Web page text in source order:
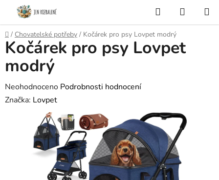
Přejít
obsah
Hledat
KOŠÍK
Domů
/ Chovatelské potřeby / Kočárek pro psy Lovpet modrý
Kočárek pro psy Lovpet
modrý
Průměrné
hodnocení
Neohodnoceno Podrobnosti hodnocení
Značka: Lovpet